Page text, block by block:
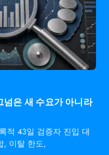
은 새 수요가 아니라
적 43일 검증자 진입 대
, 이탈 한도,